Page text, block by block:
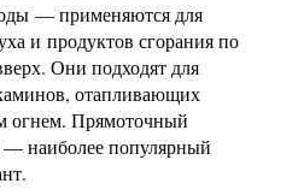
— применяются для
и продуктов сгорания по
Они подходят для
отапливающих
огнем. Прямоточный
наиболее популярный